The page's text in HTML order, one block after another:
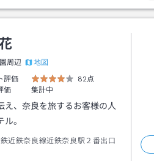
周辺
地図
評価
82点
価
集計中
え、奈良を旅するお客様の人
。
近鉄奈良線近鉄奈良駅２番出口